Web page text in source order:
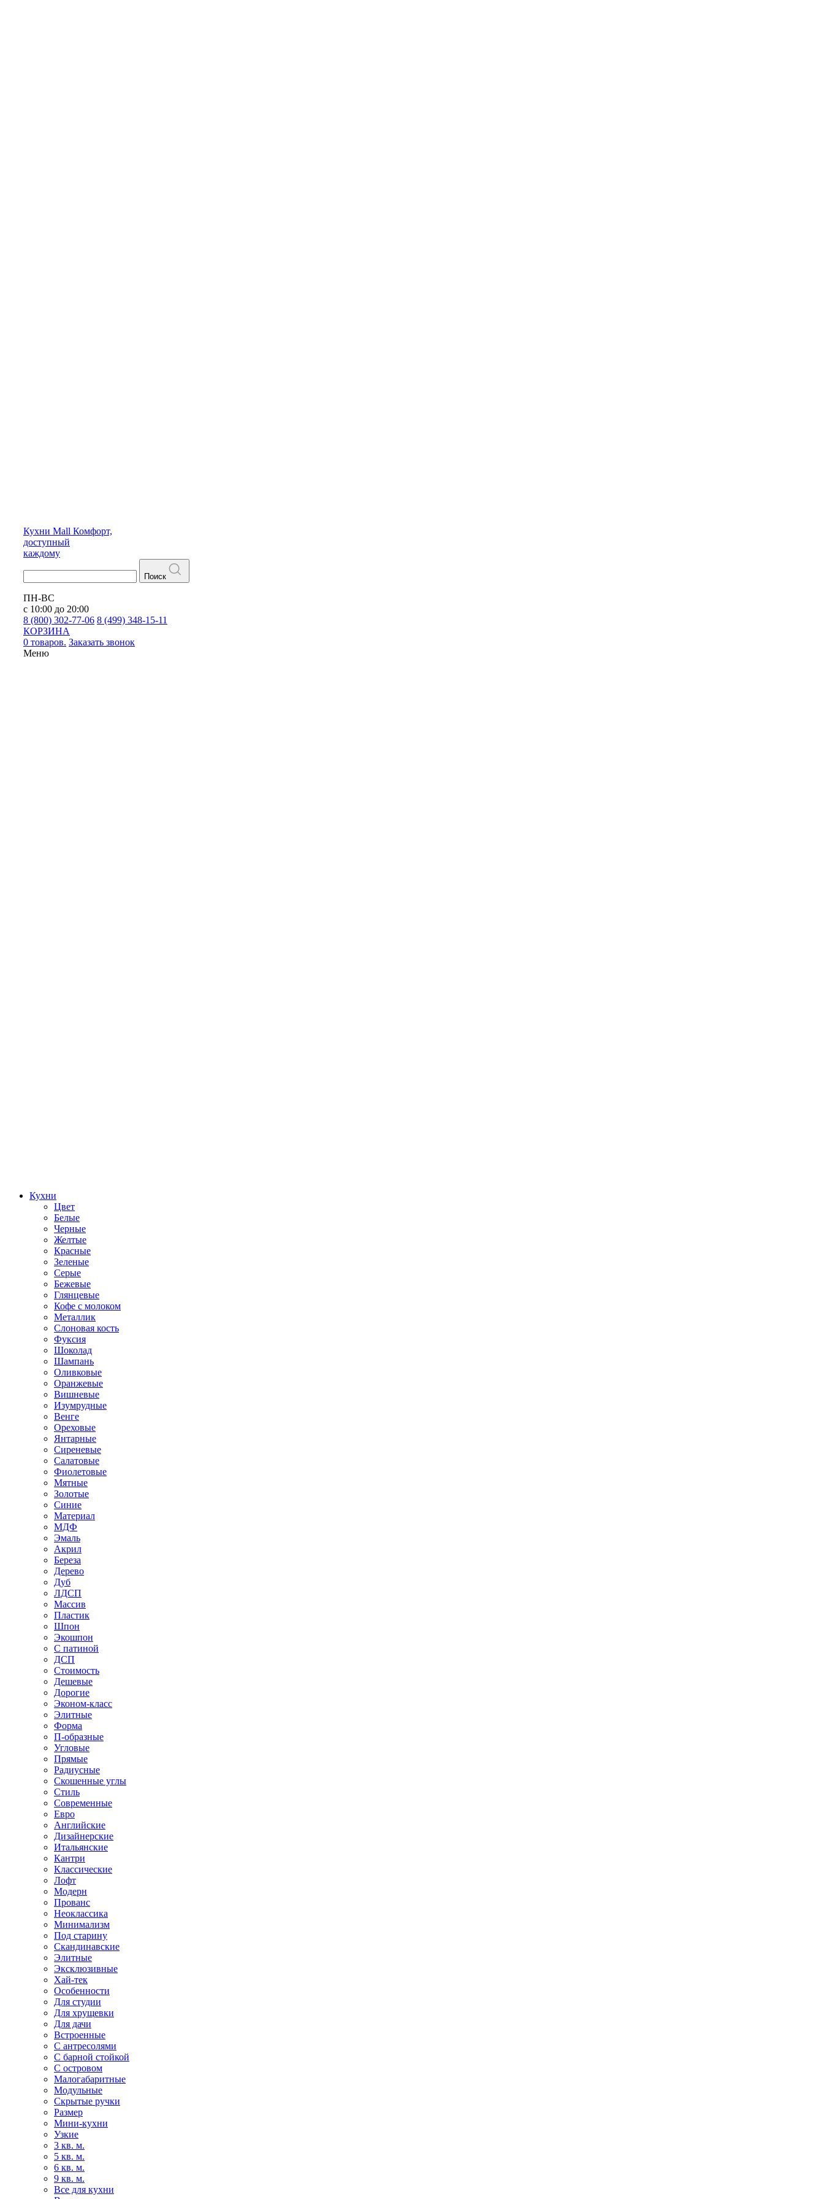
Кухни Mall Комфорт,
доступный
каждому
Поиск
ПН-ВС
с 10:00 до 20:00
8 (800) 302-77-06 8 (499) 348-15-11
КОРЗИНА
0 товаров. Заказать звонок
Меню
Кухни
Цвет
Белые
Черные
Желтые
Красные
Зеленые
Серые
Бежевые
Глянцевые
Кофе с молоком
Металлик
Слоновая кость
Фуксия
Шоколад
Шампань
Оливковые
Оранжевые
Вишневые
Изумрудные
Венге
Ореховые
Янтарные
Сиреневые
Салатовые
Фиолетовые
Мятные
Золотые
Синие
Материал
МДФ
Эмаль
Акрил
Береза
Дерево
Дуб
ЛДСП
Массив
Пластик
Шпон
Экошпон
С патиной
ДСП
Стоимость
Дешевые
Дорогие
Эконом-класс
Элитные
Форма
П-образные
Угловые
Прямые
Радиусные
Скошенные углы
Стиль
Современные
Евро
Английские
Дизайнерские
Итальянские
Кантри
Классические
Лофт
Модерн
Прованс
Неоклассика
Минимализм
Под старину
Скандинавские
Элитные
Эксклюзивные
Хай-тек
Особенности
Для студии
Для хрущевки
Для дачи
Встроенные
С антресолями
С барной стойкой
С островом
Малогабаритные
Модульные
Скрытые ручки
Размер
Мини-кухни
Узкие
3 кв. м.
5 кв. м.
6 кв. м.
9 кв. м.
Все для кухни